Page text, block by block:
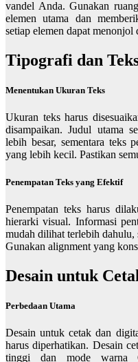
vandel Anda. Gunakan
elemen utama dan
setiap elemen dapat menonjol
Tipografi dan
Menentukan Ukuran Teks
Ukuran teks harus
disampaikan. Judul utama
lebih besar, sementara teks
yang lebih kecil. Pastikan
Penempatan Teks yang Efektif
Penempatan teks harus
hierarki visual. Informasi
mudah dilihat terlebih dahulu,
Gunakan alignment yang
Desain untuk
Perbedaan Utama
Desain untuk cetak dan
harus diperhatikan. Desain
tinggi dan mode warna